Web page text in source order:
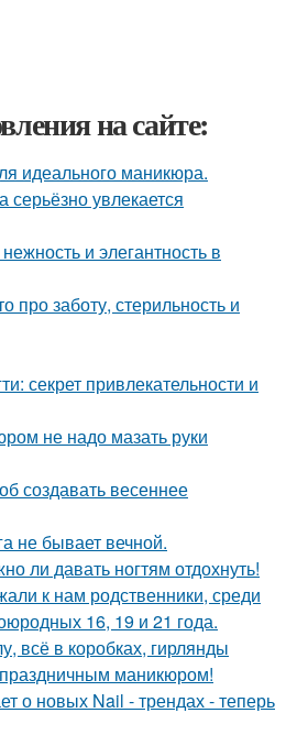
на сайте:
идеального маникюра.
увлекается
и элегантность в
про заботу, стерильность и
секрет привлекательности и
не надо мазать руки
создавать весеннее
не бывает вечной.
ли давать ногтям отдохнуть!
к нам родственники, среди
16, 19 и 21 года.
всё в коробках, гирлянды
маникюром!
о новых Nail - трендах - теперь